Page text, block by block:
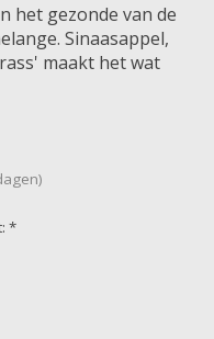
het gezonde van de
Sinaasappel,
maakt het wat
*